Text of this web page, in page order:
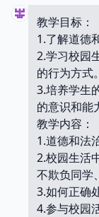
教学目标：
1.了解道德
2.学习校园
的行为方式。
3.培养学生
的意识和能
教学内容：
1.道德和法
2.校园生活
不欺负同学
3.如何正确
4.参与校园